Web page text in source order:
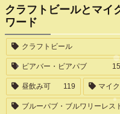
クラフトビールとマイ
ワード
クラフトビール
ビアバー・ビアパブ
昼飲み可 119 マイ
ブルーパブ・ブルワリーレス